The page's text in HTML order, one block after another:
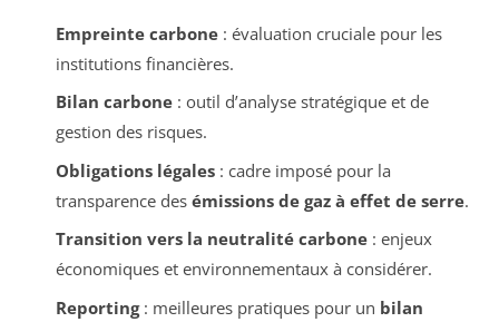
Empreinte carbone: évaluation cruciale pour les
institutions financières.
Bilan carbone: outil d’analyse stratégique et de
gestion des risques.
Obligations légales: cadre imposé pour la
transparence des émissions de gaz à effet de serre.
Transition vers la neutralité carbone: enjeux
économiques et environnementaux à considérer.
Reporting: meilleures pratiques pour un bilan